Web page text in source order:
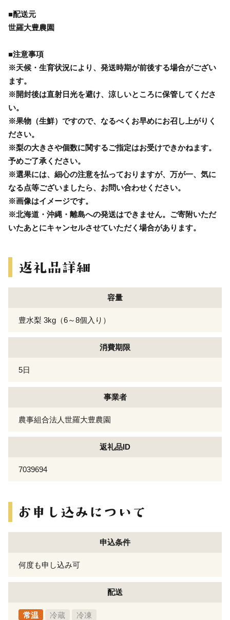
■配送元
世羅大豊農園
■注意事項
※天候・生育状況により、発送時期が前後する場合がござい
ます。
※開封後は直射日光を避け、涼しいところに保管してくださ
い。
※果物（生鮮）ですので、なるべくお早めにお召し上がりく
ださい。
※梨の大きさや個数に関するご指定はお受けできかねます。
予めご了承ください。
※選果には、細心の注意を払っておりますが、万が一、気に
なる点等ございましたら、お問い合わせください。
※画像はイメージです。
※北海道・沖縄・離島への発送はできません。ご寄附いただ
いたあとにキャンセルさせていただく場合があります。
容量
豊水梨 3kg（6～8個入り）
消費期限
5日
事業者
農事組合法人世羅大豊農園
返礼品ID
7039694
申込条件
何度も申し込み可
配送
常温 冷蔵 冷凍